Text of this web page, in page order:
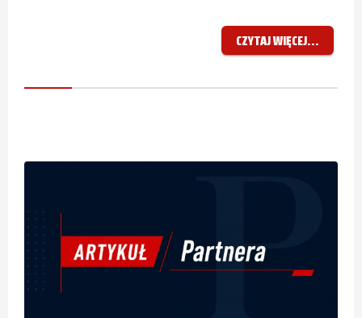
CZYTAJ WIĘCEJ...